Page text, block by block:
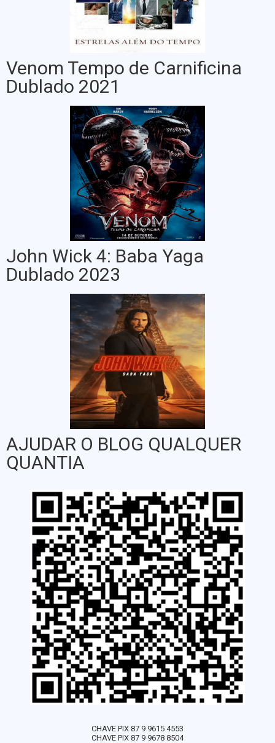
Venom Tempo de Carnificina
Dublado 2021
John Wick 4: Baba Yaga
Dublado 2023
AJUDAR O BLOG QUALQUER
QUANTIA
CHAVE PIX 87 9 9615 4553
CHAVE PIX 87 9 9678 8504